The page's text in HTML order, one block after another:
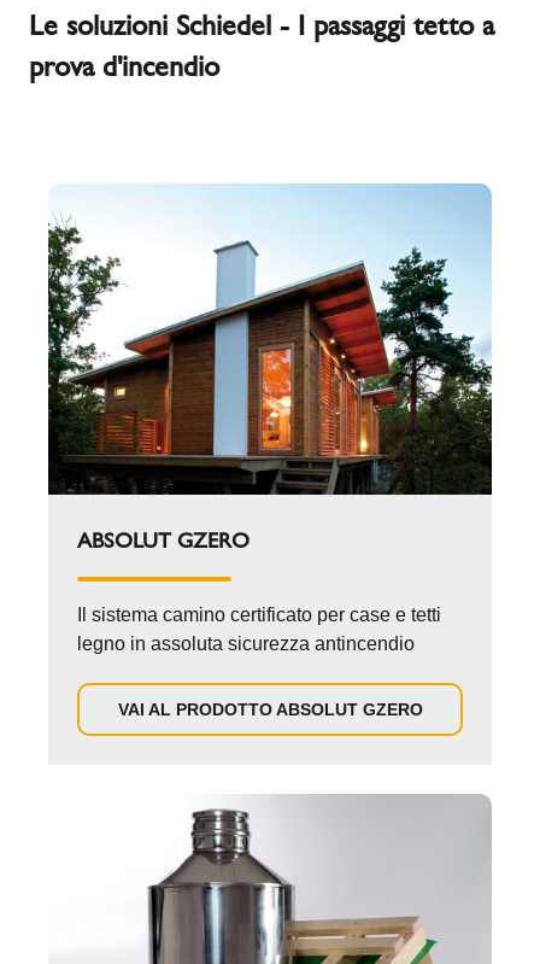
Le soluzioni Schiedel - I passaggi tetto a
prova d'incendio
ABSOLUT GZERO
Il sistema camino certificato per case e tetti
legno in assoluta sicurezza antincendio
VAI AL PRODOTTO ABSOLUT GZERO